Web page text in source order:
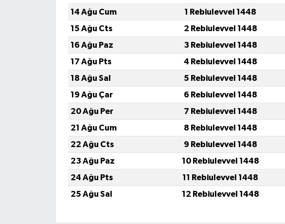
14 Ağu Cum
1 Rebiulevvel 1448
15 Ağu Cts
2 Rebiulevvel 1448
16 Ağu Paz
3 Rebiulevvel 1448
17 Ağu Pts
4 Rebiulevvel 1448
18 Ağu Sal
5 Rebiulevvel 1448
19 Ağu Çar
6 Rebiulevvel 1448
20 Ağu Per
7 Rebiulevvel 1448
21 Ağu Cum
8 Rebiulevvel 1448
22 Ağu Cts
9 Rebiulevvel 1448
23 Ağu Paz
10 Rebiulevvel 1448
24 Ağu Pts
11 Rebiulevvel 1448
25 Ağu Sal
12 Rebiulevvel 1448